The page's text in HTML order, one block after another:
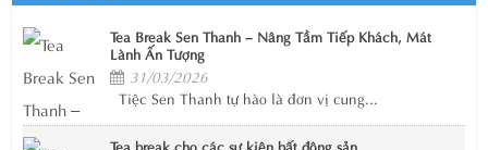
Tea Break Sen Thanh – Nâng Tầm Tiếp Khách, Mát
Lành Ấn Tượng
31/03/2026
Tiệc Sen Thanh tự hào là đơn vị cung...
Tea break cho các sự kiện bất động sản